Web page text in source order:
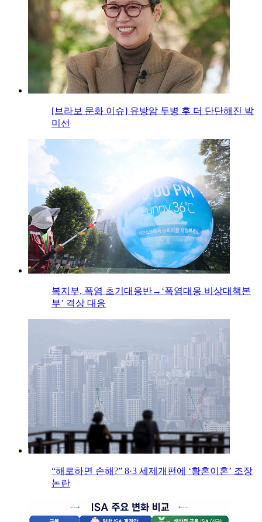
[브라보 문화 이슈] 유방암 투병 후 더 단단해진 박
미선
복지부, 폭염 초기대응반→‘폭염대응 비상대책본
부’ 격상 대응
“해로하면 손해?” 8·3 세제개편에 ‘황혼이혼’ 조장
논란